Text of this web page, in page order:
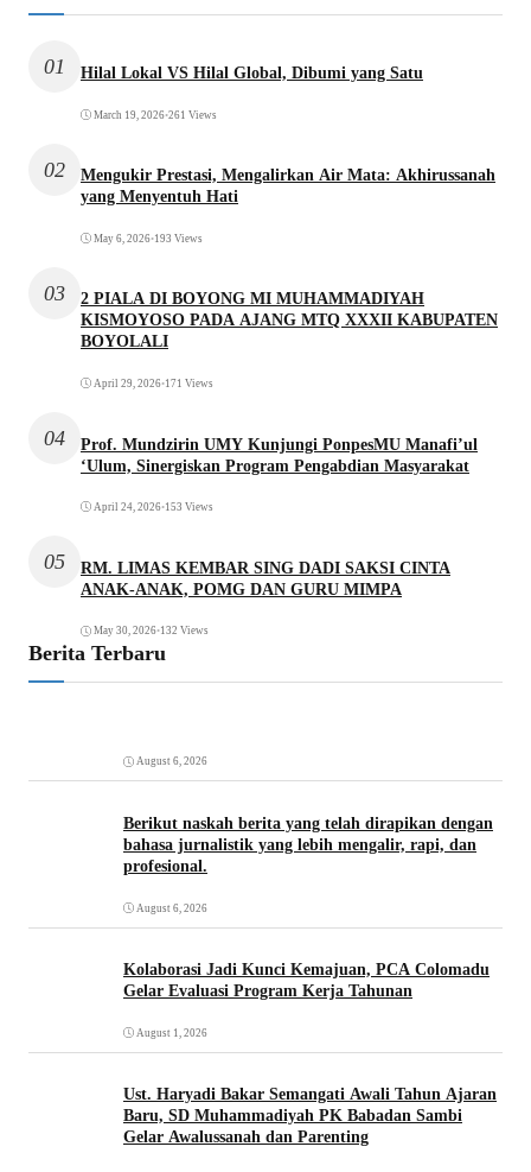
01 Hilal Lokal VS Hilal Global, Dibumi yang Satu
March 19, 2026•261 Views
02
Mengukir Prestasi, Mengalirkan Air Mata: Akhirussanah
yang Menyentuh Hati
May 6, 2026•193 Views
03
2 PIALA DI BOYONG MI MUHAMMADIYAH
KISMOYOSO PADA AJANG MTQ XXXII KABUPATEN
BOYOLALI
April 29, 2026•171 Views
04
Prof. Mundzirin UMY Kunjungi PonpesMU Manafi’ul
‘Ulum, Sinergiskan Program Pengabdian Masyarakat
April 24, 2026•153 Views
05
RM. LIMAS KEMBAR SING DADI SAKSI CINTA
ANAK-ANAK, POMG DAN GURU MIMPA
May 30, 2026•132 Views
Berita Terbaru
August 6, 2026
Berikut naskah berita yang telah dirapikan dengan
bahasa jurnalistik yang lebih mengalir, rapi, dan
profesional.
August 6, 2026
Kolaborasi Jadi Kunci Kemajuan, PCA Colomadu
Gelar Evaluasi Program Kerja Tahunan
August 1, 2026
Ust. Haryadi Bakar Semangati Awali Tahun Ajaran
Baru, SD Muhammadiyah PK Babadan Sambi
Gelar Awalussanah dan Parenting